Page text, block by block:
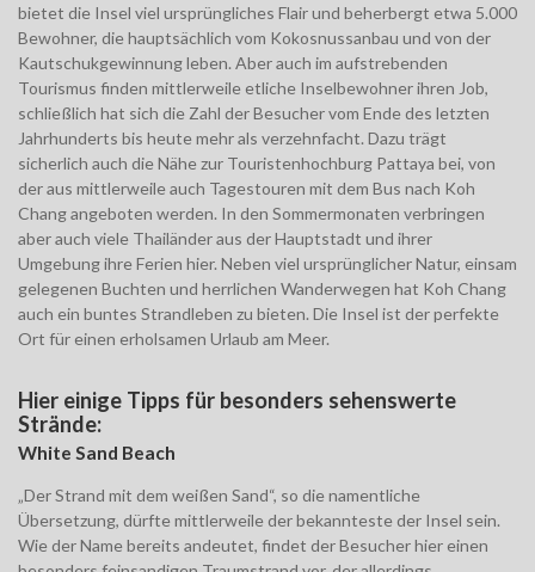
bietet die Insel viel ursprüngliches Flair und beherbergt etwa 5.000
Bewohner, die hauptsächlich vom Kokosnussanbau und von der
Kautschukgewinnung leben. Aber auch im aufstrebenden
Tourismus finden mittlerweile etliche Inselbewohner ihren Job,
schließlich hat sich die Zahl der Besucher vom Ende des letzten
Jahrhunderts bis heute mehr als verzehnfacht. Dazu trägt
sicherlich auch die Nähe zur Touristenhochburg Pattaya bei, von
der aus mittlerweile auch Tagestouren mit dem Bus nach Koh
Chang angeboten werden. In den Sommermonaten verbringen
aber auch viele Thailänder aus der Hauptstadt und ihrer
Umgebung ihre Ferien hier. Neben viel ursprünglicher Natur, einsam
gelegenen Buchten und herrlichen Wanderwegen hat Koh Chang
auch ein buntes Strandleben zu bieten. Die Insel ist der perfekte
Ort für einen erholsamen Urlaub am Meer.
Hier einige Tipps für besonders sehenswerte
Strände:
White Sand Beach
„Der Strand mit dem weißen Sand“, so die namentliche
Übersetzung, dürfte mittlerweile der bekannteste der Insel sein.
Wie der Name bereits andeutet, findet der Besucher hier einen